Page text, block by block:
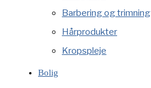
Barbering og trimning
Hårprodukter
Kropspleje
Bolig